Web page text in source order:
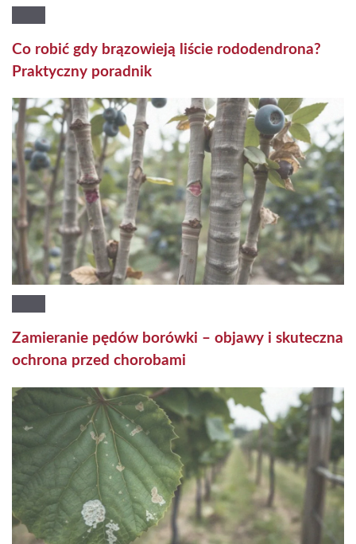
Co robić gdy brązowieją liście rododendrona?
Praktyczny poradnik
Zamieranie pędów borówki – objawy i skuteczna
ochrona przed chorobami